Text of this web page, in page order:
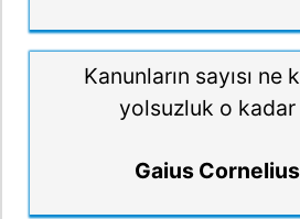
Kanunların sayısı
yolsuzluk o kadar
Gaius